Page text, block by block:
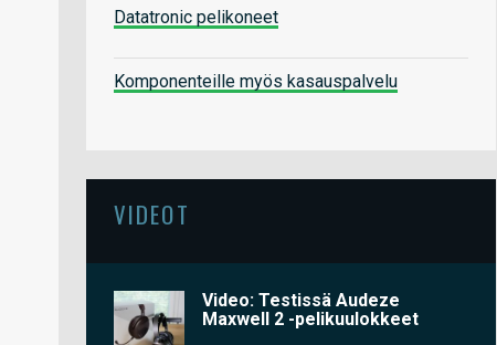
Datatronic pelikoneet
Komponenteille myös kasauspalvelu
VIDEOT
Video: Testissä Audeze
Maxwell 2 -pelikuulokkeet